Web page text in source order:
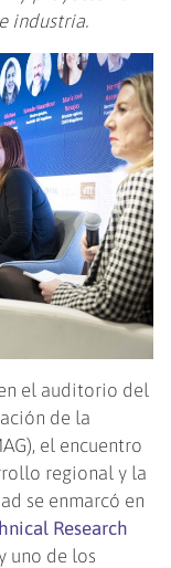
industria.
el auditorio del
de la
el encuentro
regional y la
se enmarcó en
Research
uno de los